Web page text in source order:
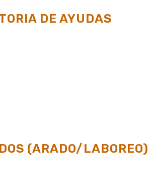
DE AYUDAS
(ARADO/LABOREO)